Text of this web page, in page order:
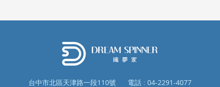
台中市北區天津路一段110號 電話 : 04-2291-4077